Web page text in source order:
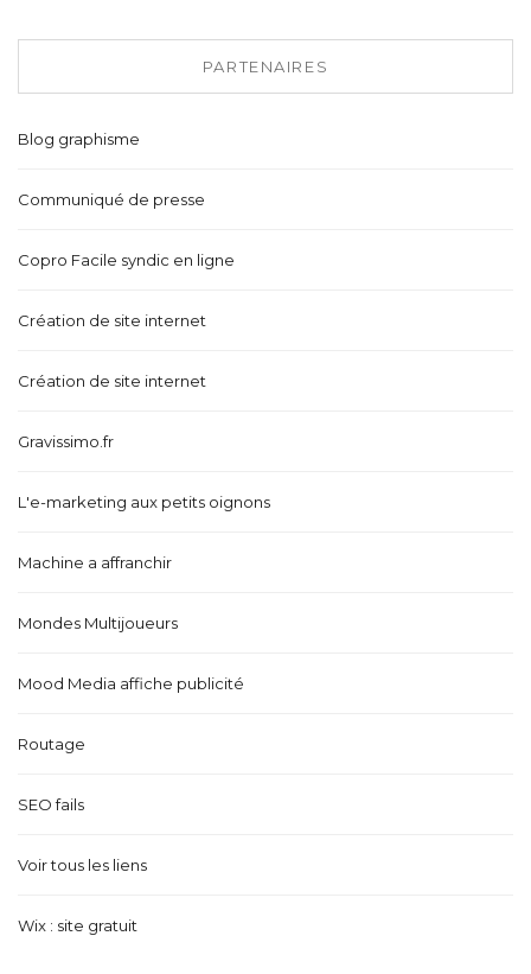
PARTENAIRES
Blog graphisme
Communiqué de presse
Copro Facile syndic en ligne
Création de site internet
Création de site internet
Gravissimo.fr
L'e-marketing aux petits oignons
Machine a affranchir
Mondes Multijoueurs
Mood Media affiche publicité
Routage
SEO fails
Voir tous les liens
Wix : site gratuit